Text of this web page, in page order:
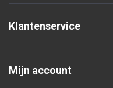
Klantenservice
Mijn account